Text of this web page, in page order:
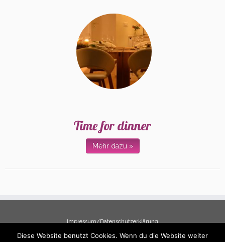
Time for dinner
Mehr dazu »
Impressum/Datenschutzerklärung
Diese Website benutzt Cookies. Wenn du die Website weiter